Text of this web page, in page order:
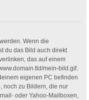
Wenn die
du das Bild auch direkt
das auf einem
mein-bild.gif.
eigenen PC befinden
noch zu Bildern, die nur
oder Yahoo-Mailboxen,